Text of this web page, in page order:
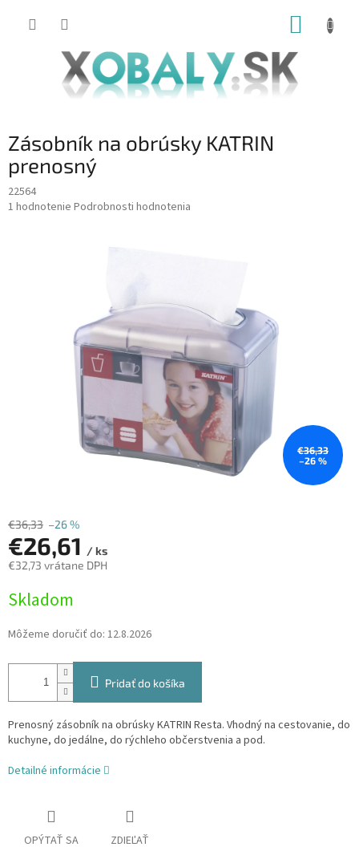
Zásobník na obrúsky KATRIN
prenosný
22564
Priemerné
1 hodnotenie Podrobnosti hodnotenia
€36,33
–26 %
€36,33 –26 %
€26,61 / ks
€32,73 vrátane DPH
cena:
Skladom
Môžeme doručiť do: 12.8.2026
Pridať do košíka
Prenosný zásobník na obrúsky KATRIN Resta. Vhodný na cestovanie, do
kuchyne, do jedálne, do rýchleho občerstvenia a pod.
Detailné informácie
OPÝTAŤ SA ZDIEĽAŤ